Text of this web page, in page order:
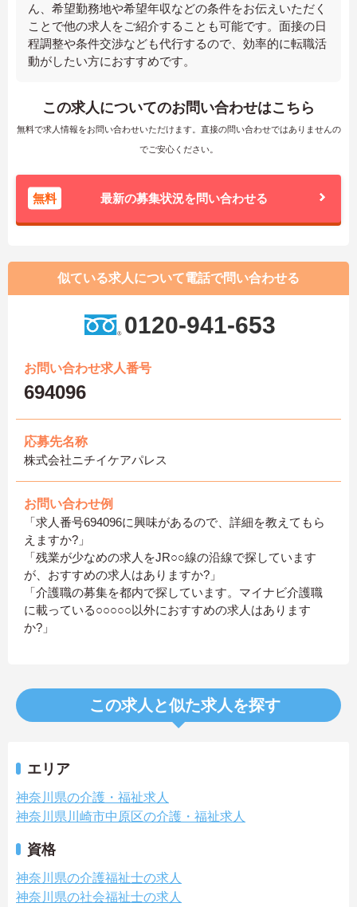
ん、希望勤務地や希望年収などの条件をお伝えいただく
ことで他の求人をご紹介することも可能です。面接の日
程調整や条件交渉なども代行するので、効率的に転職活
動がしたい方におすすめです。
この求人についてのお問い合わせはこちら
無料で求人情報をお問い合わせいただけます。直接の問い合わせではありませんの
でご安心ください。
無料 最新の募集状況を問い合わせる
似ている求人について電話で問い合わせる
0120-941-653
お問い合わせ求人番号
694096
応募先名称
株式会社ニチイケアパレス
お問い合わせ例
「求人番号694096に興味があるので、詳細を教えてもら
えますか?」
「残業が少なめの求人をJR○○線の沿線で探しています
が、おすすめの求人はありますか?」
「介護職の募集を都内で探しています。マイナビ介護職
に載っている○○○○○以外におすすめの求人はあります
か?」
この求人と似た求人を探す
エリア
神奈川県の介護・福祉求人
神奈川県川崎市中原区の介護・福祉求人
資格
神奈川県の介護福祉士の求人
神奈川県の社会福祉士の求人